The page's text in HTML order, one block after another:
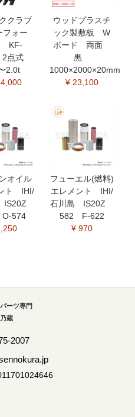
クラブ
フォー
KF-
点式
2.0t
ウッドプラスチ
ック製敷板 W
ボード 両面
黒
1000×2000×20mm
¥ 23,100
オイル
ト IHI/
IS20Z
574
フューエル(燃料)
エレメント IHI/
石川島 IS20Z
582 F-622
¥ 970
ーツ専門
蔵
2007